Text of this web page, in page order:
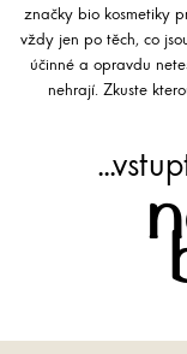
značky bio kosmetiky
vždy jen po těch, co
účinné a opravdu
nehrají. Zkuste